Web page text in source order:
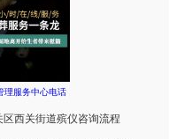
理服务中心电话
西关街道殡仪咨询流程